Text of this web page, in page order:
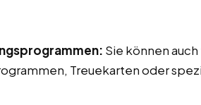
Sie können
Treuekarten oder